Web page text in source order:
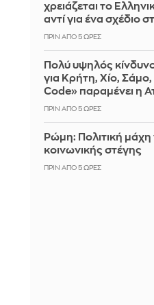
χρειάζεται το
αντί για ένα σχέδιο
ΠΡΙΝ ΑΠΌ 5 ΏΡΕΣ
Πολύ υψηλός
για Κρήτη, Χίο, Σάμο,
Code» παραμένει η
ΠΡΙΝ ΑΠΌ 5 ΏΡΕΣ
Ρώμη: Πολιτική μάχη
κοινωνικής στέγης
ΠΡΙΝ ΑΠΌ 5 ΏΡΕΣ